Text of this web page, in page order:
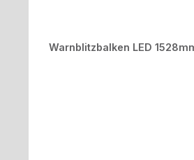
Warnblitzbalken LED